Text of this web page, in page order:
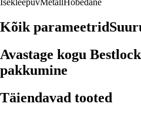
Kõik parameetrid
Avastage kogu
pakkumine
Täiendavad tooted